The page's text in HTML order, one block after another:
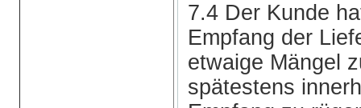
7.4 Der Kunde
Empfang der
etwaige Mängel
spätestens